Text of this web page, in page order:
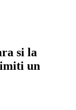
si la
un